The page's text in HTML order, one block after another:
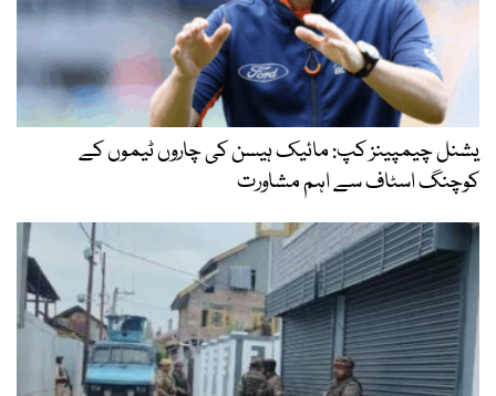
یشنل چیمپینز کپ: مائیک ہیسن کی چاروں ٹیموں کے
کوچنگ اسٹاف سے اہم مشاورت